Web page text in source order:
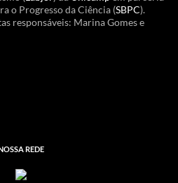
o Progresso da Ciência (SBPC).
responsáveis: Marina Gomes e
REDE